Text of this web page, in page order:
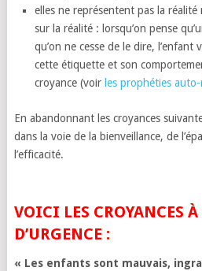
elles ne représentent pas la
sur la réalité : lorsqu’on pense
qu’on ne cesse de le dire,
cette étiquette et son
croyance (voir les prophéties
En abandonnant les croyances
dans la voie de la bienveillance, de
l’efficacité.
VOICI LES CROYANCES À
D’URGENCE :
« Les enfants sont mauvais,